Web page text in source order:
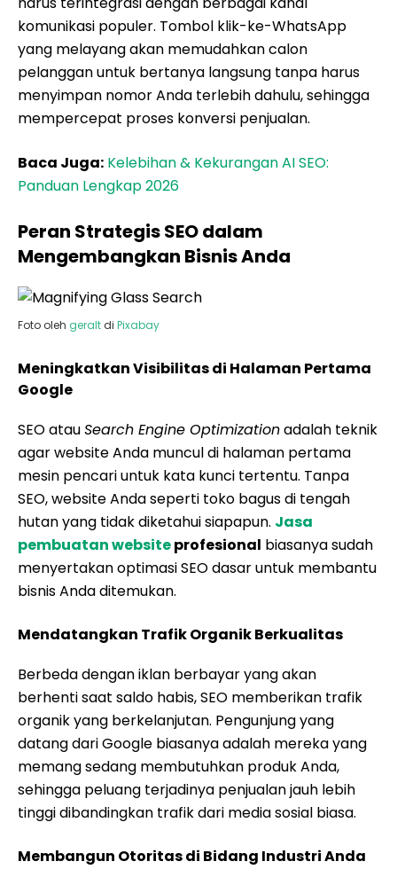
komunikasi populer. Tombol klik-ke-WhatsApp
yang melayang akan memudahkan calon
pelanggan untuk bertanya langsung tanpa harus
menyimpan nomor Anda terlebih dahulu, sehingga
mempercepat proses konversi penjualan.
Baca Juga: Kelebihan & Kekurangan AI SEO:
Panduan Lengkap 2026
Peran Strategis SEO dalam
Mengembangkan Bisnis Anda
Foto oleh geralt di Pixabay
Meningkatkan Visibilitas di Halaman Pertama
Google
SEO atauSearch Engine Optimizationadalah teknik
agar website Anda muncul di halaman pertama
mesin pencari untuk kata kunci tertentu. Tanpa
SEO, website Anda seperti toko bagus di tengah
hutan yang tidak diketahui siapapun. Jasa
pembuatan websiteprofesional biasanya sudah
menyertakan optimasi SEO dasar untuk membantu
bisnis Anda ditemukan.
Mendatangkan Trafik Organik Berkualitas
Berbeda dengan iklan berbayar yang akan
berhenti saat saldo habis, SEO memberikan trafik
organik yang berkelanjutan. Pengunjung yang
datang dari Google biasanya adalah mereka yang
memang sedang membutuhkan produk Anda,
sehingga peluang terjadinya penjualan jauh lebih
tinggi dibandingkan trafik dari media sosial biasa.
Membangun Otoritas di Bidang Industri Anda